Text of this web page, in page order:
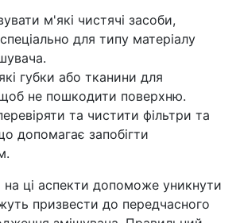
м'які чистячі засоби,
для типу матеріалу
губки або тканини для
не пошкодити поверхню.
та чистити фільтри та
допомагає запобігти
на ці аспекти допоможе уникнути
призвести до передчасного